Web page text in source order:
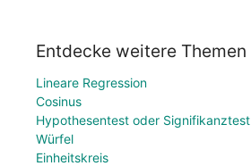
Entdecke weitere Themen
Lineare Regression
Cosinus
Hypothesentest oder Signifikanztest
Würfel
Einheitskreis